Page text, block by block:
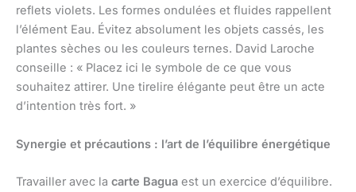
reflets violets. Les formes ondulées et fluides rappellent
l’élément Eau. Évitez absolument les objets cassés, les
plantes sèches ou les couleurs ternes. David Laroche
conseille : « Placez ici le symbole de ce que vous
souhaitez attirer. Une tirelire élégante peut être un acte
d’intention très fort. »
Synergie et précautions : l’art de l’équilibre énergétique
Travailler avec la carte Bagua est un exercice d’équilibre.